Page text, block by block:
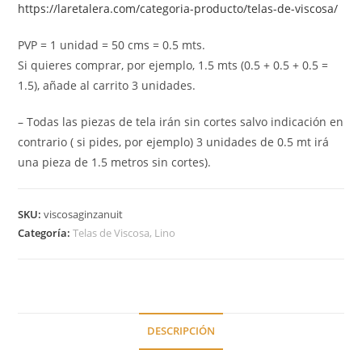
https://laretalera.com/categoria-producto/telas-de-viscosa/
PVP = 1 unidad = 50 cms = 0.5 mts.
Si quieres comprar, por ejemplo, 1.5 mts (0.5 + 0.5 + 0.5 =
1.5), añade al carrito 3 unidades.
– Todas las piezas de tela irán sin cortes salvo indicación en
contrario ( si pides, por ejemplo) 3 unidades de 0.5 mt irá
una pieza de 1.5 metros sin cortes).
SKU:viscosaginzanuit
Categoría:Telas de Viscosa, Lino
DESCRIPCIÓN